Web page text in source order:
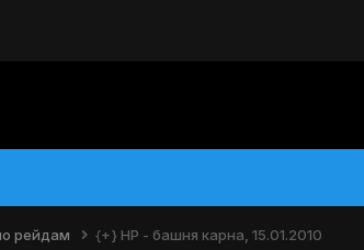
рейдам {+} НР - башня карна, 15.01.2010